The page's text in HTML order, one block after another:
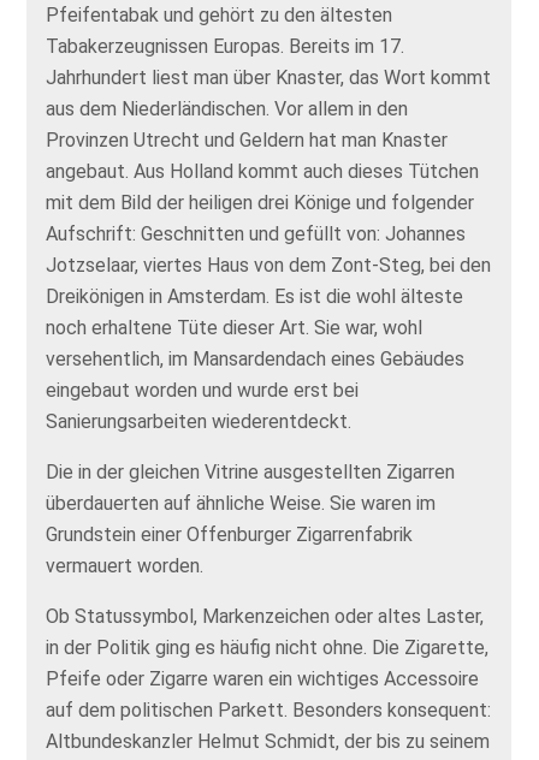
Pfeifentabak und gehört zu den ältesten
Tabakerzeugnissen Europas. Bereits im 17.
Jahrhundert liest man über Knaster, das Wort kommt
aus dem Niederländischen. Vor allem in den
Provinzen Utrecht und Geldern hat man Knaster
angebaut. Aus Holland kommt auch dieses Tütchen
mit dem Bild der heiligen drei Könige und folgender
Aufschrift: Geschnitten und gefüllt von: Johannes
Jotzselaar, viertes Haus von dem Zont-Steg, bei den
Dreikönigen in Amsterdam. Es ist die wohl älteste
noch erhaltene Tüte dieser Art. Sie war, wohl
versehentlich, im Mansardendach eines Gebäudes
eingebaut worden und wurde erst bei
Sanierungsarbeiten wiederentdeckt.
Die in der gleichen Vitrine ausgestellten Zigarren
überdauerten auf ähnliche Weise. Sie waren im
Grundstein einer Offenburger Zigarrenfabrik
vermauert worden.
Ob Statussymbol, Markenzeichen oder altes Laster,
in der Politik ging es häufig nicht ohne. Die Zigarette,
Pfeife oder Zigarre waren ein wichtiges Accessoire
auf dem politischen Parkett. Besonders konsequent:
Altbundeskanzler Helmut Schmidt, der bis zu seinem